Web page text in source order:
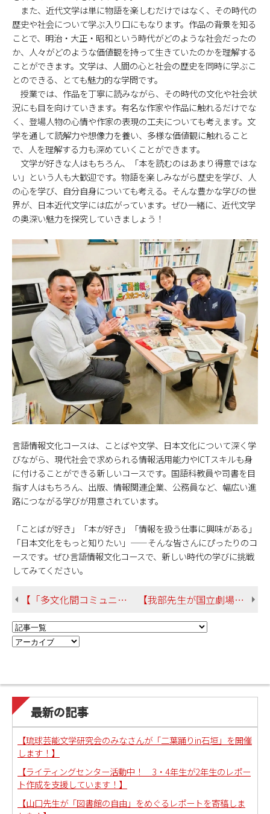
また、近代文学は単に物語を楽しむだけではなく、その時代の
歴史や社会について学ぶ入り口にもなります。作品の背景を知る
ことで、明治・大正・昭和という時代がどのような社会だったの
か、人々がどのような価値観を持って生きていたのかを理解する
ことができます。文学は、人間の心と社会の歴史を同時に学ぶこ
とのできる、とても魅力的な学問です。
授業では、作品を丁寧に読みながら、その時代の文化や社会状
況にも目を向けていきます。有名な作家や作品に触れるだけでな
く、登場人物の心情や作家の表現の工夫についても考えます。文
学を通して読解力や想像力を養い、多様な価値観に触れること
で、人を理解する力も深めていくことができます。
文学が好きな人はもちろん、「本を読むのはあまり得意ではな
い」という人も大歓迎です。物語を楽しみながら歴史を学び、人
の心を学び、自分自身についても考える。そんな豊かな学びの世
界が、日本近代文学には広がっています。ぜひ一緒に、近代文学
の奥深い魅力を探究していきましょう！
言語情報文化コースは、ことばや文学、日本文化について深く学
びながら、現代社会で求められる情報活用能力やICTスキルも身
に付けることができる新しいコースです。国語科教員や司書を目
指す人はもちろん、出版、情報関連企業、公務員など、幅広い進
路につながる学びが用意されています。
「ことばが好き」「本が好き」「情報を扱う仕事に興味がある」
「日本文化をもっと知りたい」――そんな皆さんにぴったりのコ
ースです。ぜひ言語情報文化コースで、新しい時代の学びに挑戦
してみてください。
【「多文化間コミュニケーションコース」ってどんなコースなの？ 新しい時代の共生力を身に付けよう！】 【我部先生が国立劇場おきなわでの芸能舞台に出演されます！】
最新の記事
【琉球芸能文学研究会のみなさんが「二葉踊りin石垣」を開催
します！】
【ライティングセンター活動中！ 3・4年生が2年生のレポー
ト作成を支援しています！】
【山口先生が「図書館の自由」をめぐるレポートを寄稿しま